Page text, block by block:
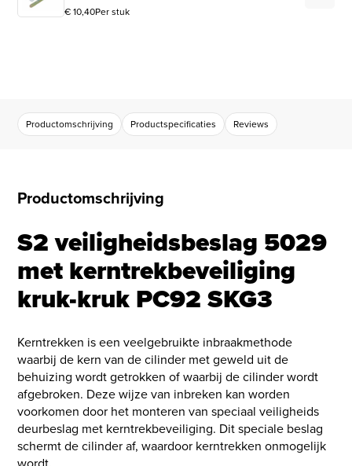
€10,40Per stuk
Productomschrijving Productspecificaties Reviews
Productomschrijving
S2 veiligheidsbeslag 5029
met kerntrekbeveiliging
kruk-kruk PC92 SKG3
Kerntrekken is een veelgebruikte inbraakmethode
waarbij de kern van de cilinder met geweld uit de
behuizing wordt getrokken of waarbij de cilinder wordt
afgebroken. Deze wijze van inbreken kan worden
voorkomen door het monteren van speciaal veiligheids
deurbeslag met kerntrekbeveiliging. Dit speciale beslag
schermt de cilinder af, waardoor kerntrekken onmogelijk